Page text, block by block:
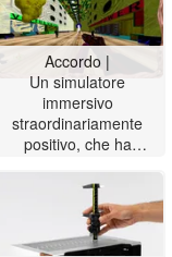
Accordo |
Un simulatore
immersivo
straordinariamente
positivo, che ha
quattro ore, è ora
scontato del 90%